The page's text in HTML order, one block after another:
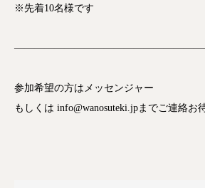
※先着10名様です
参加希望の方はメッセンジャー
もしくは info@wanosuteki.jpまでご連絡お